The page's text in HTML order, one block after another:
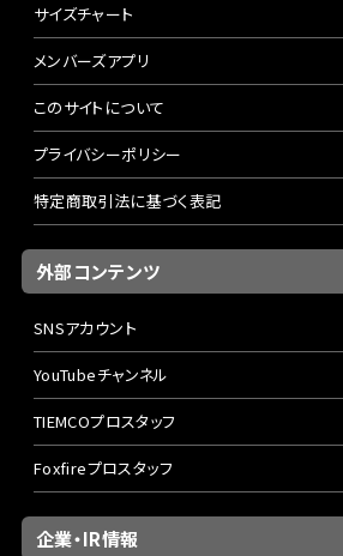
サイズチャート
メンバーズアプリ
このサイトについて
プライバシーポリシー
特定商取引法に基づく表記
外部コンテンツ
SNSアカウント
YouTubeチャンネル
TIEMCOプロスタッフ
Foxfireプロスタッフ
企業・IR情報